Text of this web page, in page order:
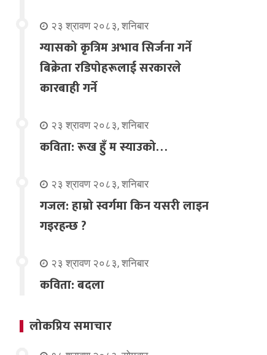
२३ श्रावण २०८३, शनिबार
ग्यासको कृत्रिम अभाव सिर्जना गर्ने
बिक्रेता रडिपोहरूलाई सरकारले
कारबाही गर्ने
२३ श्रावण २०८३, शनिबार
कविता: रूख हुँ म स्याउको…
२३ श्रावण २०८३, शनिबार
गजल: हाम्रो स्वर्गमा किन यसरी लाइन
गइरहन्छ ?
२३ श्रावण २०८३, शनिबार
कविता: बदला
लोकप्रिय समाचार